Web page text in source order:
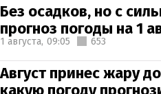
Без осадков, но с
прогноз погоды на 1
1 августа, 09:05 653
Август принес жару
какую погоду